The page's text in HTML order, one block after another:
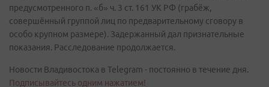
предусмотренного п. «б» ч. 3 ст. 161 УК РФ (грабёж,
совершённый группой лиц по предварительному сговору в
особо крупном размере). Задержанный дал признательные
показания. Расследование продолжается.
Новости Владивостока в Telegram - постоянно в течение дня.
Подписывайтесь одним нажатием!